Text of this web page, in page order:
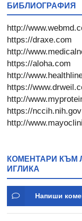
БИБЛИОГРАФИЯ
http://
https://draxe.com
http://
https://aloha.com
http://
https://
http://
https://nccih.nih.gov
http://
КОМЕНТАРИ КЪМ
ИГЛИКА
Напиши